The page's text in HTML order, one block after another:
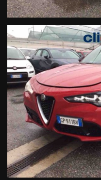
CONTATTACI ORA
Le informazioni sono
contrattualmente. Verifica
staff.